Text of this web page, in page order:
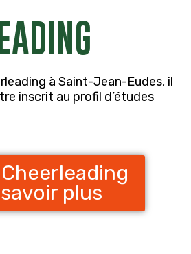
à Saint-Jean-Eudes, il
inscrit au profil d’études
plus